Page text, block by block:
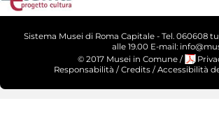
Sistema Musei di Roma Capitale - Tel. 060608
alle 19.00 E-mail:
© 2017 Musei in Comune /
Responsabilità /Credits /Accessibilità